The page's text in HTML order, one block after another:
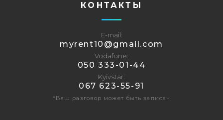
КОНТАКТЫ
E-mail
‎myrent10@gmail.com
Vodafone
‎050 333-01-44
Kyivstar
067 623-55-91
*Ваш разговор может быть записан